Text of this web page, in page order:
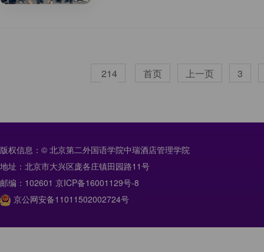
214 首页 上一页 3
版权信息：© 北京第二外国语学院中瑞酒店管理学院
地址：北京市大兴区庞各庄镇田园路11号
邮编：102601 京ICP备16001129号-8
京公网安备11011502002724号